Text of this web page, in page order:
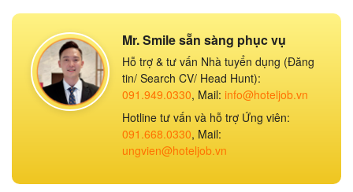
Mr. Smile sẵn sàng phục vụ
Hỗ trợ & tư vấn Nhà tuyển dụng (Đăng
tin/ Search CV/ Head Hunt):
091.949.0330, Mail: info@hoteljob.vn
Hotline tư vấn và hỗ trợ Ứng viên:
091.668.0330, Mail:
ungvien@hoteljob.vn